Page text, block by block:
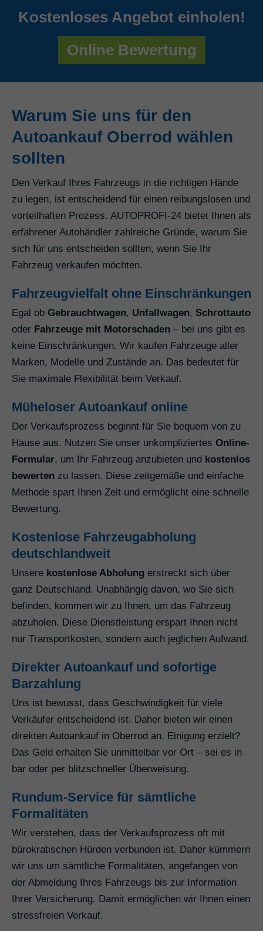
Kostenloses Angebot einholen!
Online Bewertung
Warum Sie uns für den
Autoankauf Oberrod wählen
sollten
Den Verkauf Ihres Fahrzeugs in die richtigen Hände
zu legen, ist entscheidend für einen reibungslosen und
vorteilhaften Prozess. AUTOPROFI-24 bietet Ihnen als
erfahrener Autohändler zahlreiche Gründe, warum Sie
sich für uns entscheiden sollten, wenn Sie Ihr
Fahrzeug verkaufen möchten.
Fahrzeugvielfalt ohne Einschränkungen
Egal ob Gebrauchtwagen, Unfallwagen, Schrottauto
oder Fahrzeuge mit Motorschaden – bei uns gibt es
keine Einschränkungen. Wir kaufen Fahrzeuge aller
Marken, Modelle und Zustände an. Das bedeutet für
Sie maximale Flexibilität beim Verkauf.
Müheloser Autoankauf online
Der Verkaufsprozess beginnt für Sie bequem von zu
Hause aus. Nutzen Sie unser unkompliziertes Online-
Formular, um Ihr Fahrzeug anzubieten und kostenlos
bewerten zu lassen. Diese zeitgemäße und einfache
Methode spart Ihnen Zeit und ermöglicht eine schnelle
Bewertung.
Kostenlose Fahrzeugabholung
deutschlandweit
Unsere kostenlose Abholung erstreckt sich über
ganz Deutschland. Unabhängig davon, wo Sie sich
befinden, kommen wir zu Ihnen, um das Fahrzeug
abzuholen. Diese Dienstleistung erspart Ihnen nicht
nur Transportkosten, sondern auch jeglichen Aufwand.
Direkter Autoankauf und sofortige
Barzahlung
Uns ist bewusst, dass Geschwindigkeit für viele
Verkäufer entscheidend ist. Daher bieten wir einen
direkten Autoankauf in Oberrod an. Einigung erzielt?
Das Geld erhalten Sie unmittelbar vor Ort – sei es in
bar oder per blitzschneller Überweisung.
Rundum-Service für sämtliche
Formalitäten
Wir verstehen, dass der Verkaufsprozess oft mit
bürokratischen Hürden verbunden ist. Daher kümmern
wir uns um sämtliche Formalitäten, angefangen von
der Abmeldung Ihres Fahrzeugs bis zur Information
Ihrer Versicherung. Damit ermöglichen wir Ihnen einen
stressfreien Verkauf.